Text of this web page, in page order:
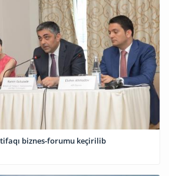
biznes-forumu keçirilib